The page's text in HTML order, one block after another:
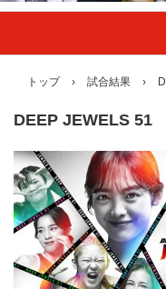
トップ › 試合結果 ›
DEEP JEWELS 51